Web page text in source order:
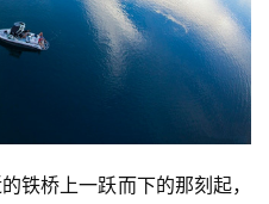
铁桥上一跃而下的那刻起，